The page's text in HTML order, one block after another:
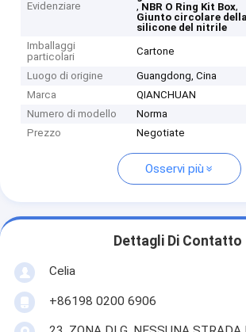
Evidenziare
, NBR O Ring Kit Box,
Giunto circolare
silicone del nitrile
Imballaggi
particolari
Cartone
Luogo di origine
Guangdong, Cina
Marca
QIANCHUAN
Numero di modello
Norma
Prezzo
Negotiate
Osservi più
Dettagli Di Contatto
Celia
+86198 0200 6906